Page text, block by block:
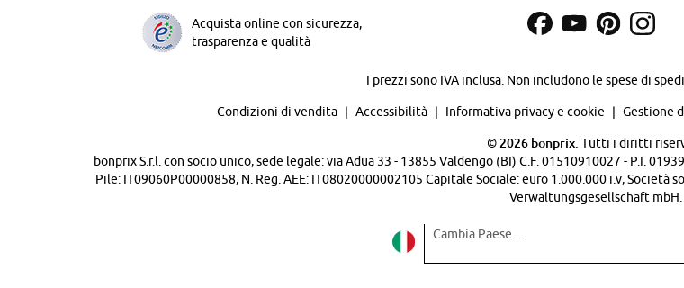
Acquista online con sicurezza,
trasparenza e qualità
I prezzi sono IVA inclusa. Non includono le spese di
Condizioni di vendita Accessibilità Informativa privacy e cookie Gestione
© 2026 bonprix. Tutti i diritti
bonprix S.r.l. con socio unico, sede legale: via Adua 33 - 13855 Valdengo (BI) C.F. 01510910027 - P.I.
Pile: IT09060P00000858, N. Reg. AEE: IT08020000002105 Capitale Sociale: euro 1.000.000 i.v,
Verwaltungsgesellschaft mbH.
Cambia Paese…